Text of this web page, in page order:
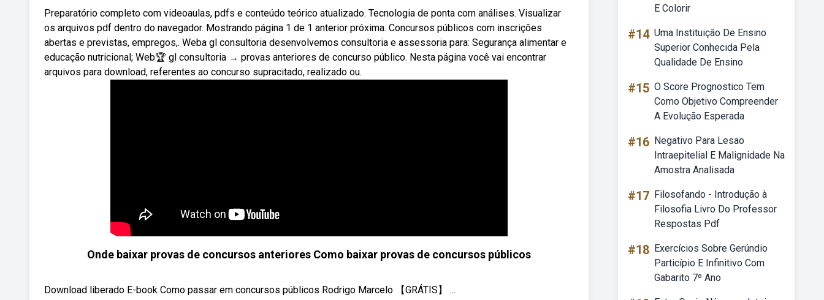
Preparatório completo com videoaulas, pdfs e conteúdo teórico atualizado. Tecnologia de ponta com análises. Visualizar
os arquivos pdf dentro do navegador. Mostrando página 1 de 1 anterior próxima. Concursos públicos com inscrições
abertas e previstas, empregos,. Weba gl consultoria desenvolvemos consultoria e assessoria para: Segurança alimentar e
educação nutricional; Web🏆 gl consultoria → provas anteriores de concurso público. Nesta página você vai encontrar
arquivos para download, referentes ao concurso supracitado, realizado ou.
Onde baixar provas de concursos anteriores Como baixar provas de concursos públicos
Download liberado E-book Como passar em concursos públicos Rodrigo Marcelo 【GRÁTIS】 ...
E Colorir
#14 Uma Instituição De Ensino
Superior Conhecida Pela
Qualidade De Ensino
#15 O Score Prognostico Tem
Como Objetivo Compreender
A Evolução Esperada
#16 Negativo Para Lesao
Intraepitelial E Malignidade Na
Amostra Analisada
#17 Filosofando - Introdução à
Filosofia Livro Do Professor
Respostas Pdf
#18 Exercícios Sobre Gerúndio
Particípio E Infinitivo Com
Gabarito 7º Ano